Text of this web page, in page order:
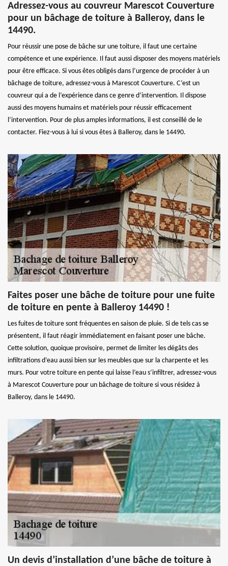
Adressez-vous au couvreur Marescot Couverture
pour un bâchage de toiture à Balleroy, dans le
14490.
Pour réussir une pose de bâche sur une toiture, il faut une certaine
compétence et une expérience. Il faut aussi disposer des moyens matériels
pour être efficace. Si vous êtes obligés dans l’urgence de procéder à un
bâchage de toiture, adressez-vous à Marescot Couverture. C’est un
couvreur qui a de l’expérience dans ce genre d’intervention. Il dispose
aussi des moyens humains et matériels pour réussir efficacement
l’intervention. Pour de plus amples informations, il est conseillé de le
contacter. Fiez-vous à lui si vous êtes à Balleroy, dans le 14490.
Faites poser une bâche de toiture pour une fuite
de toiture en pente à Balleroy 14490 !
Les fuites de toiture sont fréquentes en saison de pluie. Si de tels cas se
présentent, il faut réagir immédiatement en faisant poser une bâche.
Cette solution, quoique provisoire, permet de limiter les dégâts des
infiltrations d’eau aussi bien sur les meubles que sur la charpente et les
murs. Pour votre toiture en pente qui laisse l’eau s’infiltrer, adressez-vous
à Marescot Couverture pour un bâchage de toiture si vous résidez à
Balleroy, dans le 14490.
Un devis d’installation d’une bâche de toiture à